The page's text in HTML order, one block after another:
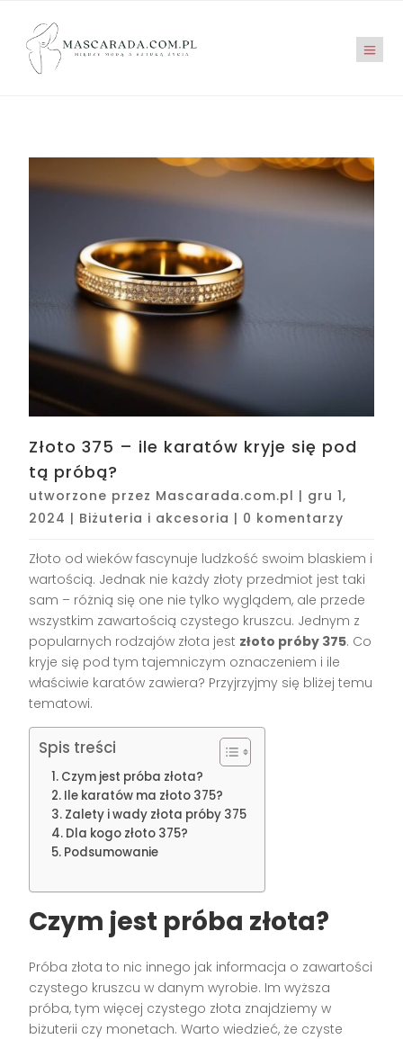
Złoto 375 – ile karatów kryje się pod
tą próbą?
utworzone przez Mascarada.com.pl | gru 1,
2024 | Biżuteria i akcesoria | 0 komentarzy
Złoto od wieków fascynuje ludzkość swoim blaskiem i
wartością. Jednak nie każdy złoty przedmiot jest taki
sam – różnią się one nie tylko wyglądem, ale przede
wszystkim zawartością czystego kruszcu. Jednym z
popularnych rodzajów złota jest złoto próby 375. Co
kryje się pod tym tajemniczym oznaczeniem i ile
właściwie karatów zawiera? Przyjrzyjmy się bliżej temu
tematowi.
Spis treści
Czym jest próba złota?
Ile karatów ma złoto 375?
Zalety i wady złota próby 375
Dla kogo złoto 375?
Podsumowanie
Czym jest próba złota?
Próba złota to nic innego jak informacja o zawartości
czystego kruszcu w danym wyrobie. Im wyższa
próba, tym więcej czystego złota znajdziemy w
biżuterii czy monetach. Warto wiedzieć, że czyste